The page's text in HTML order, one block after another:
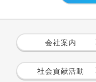
会社案内
社会貢献活動